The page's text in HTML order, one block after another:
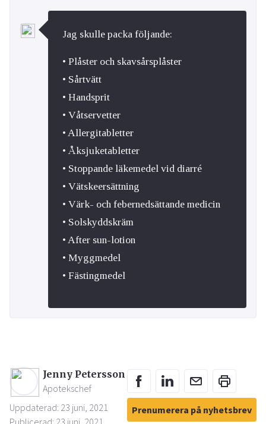
Jag skulle packa följande:
• Plåster och skavsårsplåster
• Sårtvätt
• Handsprit
• Våtservetter
• Allergitabletter
• Åksjuketabletter
• Stoppande läkemedel vid diarré
• Vätskeersättning
• Värk- och febernedsättande medicin
• Solskyddskräm
• After sun-lotion
• Myggmedel
• Fästingmedel
Jenny Petersson
Apotekschef
Uppdaterad: 23 juni, 2021
Publicerad: 23 juni, 2021
Prenumerera på nyhetsbrev